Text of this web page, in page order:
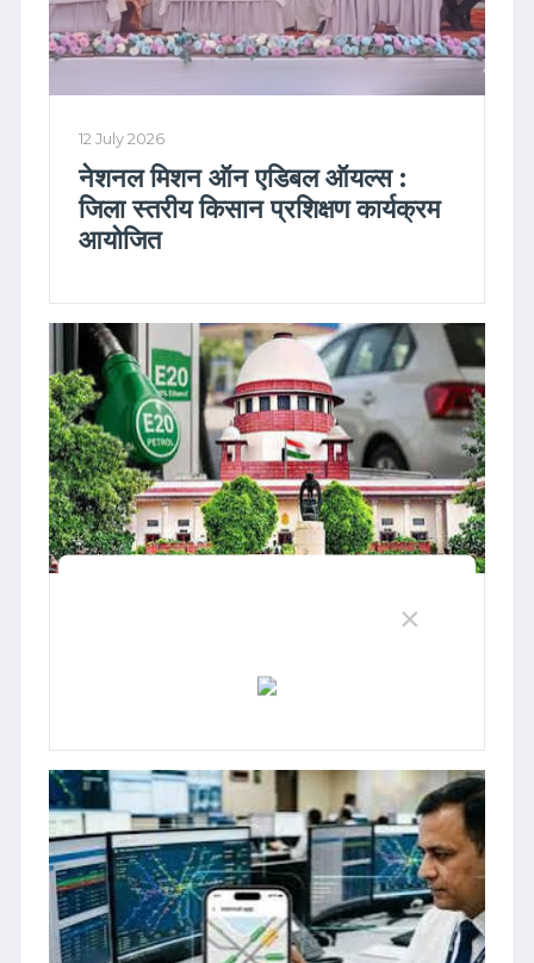
12 July 2026
नेशनल मिशन ऑन एडिबल ऑयल्स :
जिला स्तरीय किसान प्रशिक्षण कार्यक्रम
आयोजित
में सुनवाई : पढ़े SC में बोली सरकार
×